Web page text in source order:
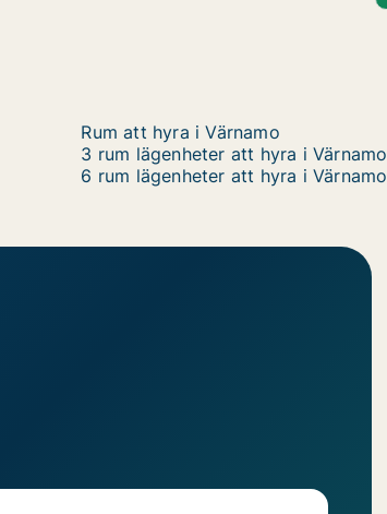
Rum att hyra i Värnamo
3 rum lägenheter att hyra i Värnamo
6 rum lägenheter att hyra i Värnamo